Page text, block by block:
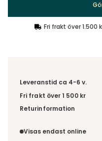
Fri frakt över 1.500
Leveranstid ca 4-6 v.
Fri frakt över 1 500 kr
Välj utförande via 'Gör
Returinformation
inte av ångerrätten.
Visas endast online